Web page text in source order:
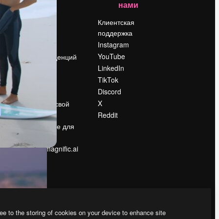
Цены
О нас
Поиск тенденций
Продайте свой
контент
Помещение для
Ищете magnific.ai
нами
Клиентская
поддержка
Instagram
YouTube
LinkedIn
TikTok
Discord
X
Reddit
to the storing of cookies on your device to enhance site